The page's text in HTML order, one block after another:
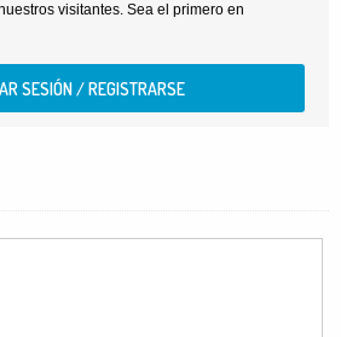
visitantes. Sea el primero en